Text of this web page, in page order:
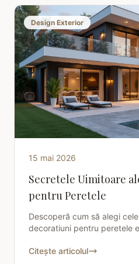
Design Exterior
15 mai 2026
Secretele Uimitoare
pentru Peretele
Descoperă cum să alegi
decoratiuni pentru peretele
Citește articolul